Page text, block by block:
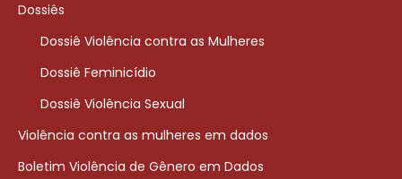
Dossiês
Dossiê Violência contra as Mulheres
Dossiê Feminicídio
Dossiê Violência Sexual
Violência contra as mulheres em dados
Boletim Violência de Gênero em Dados